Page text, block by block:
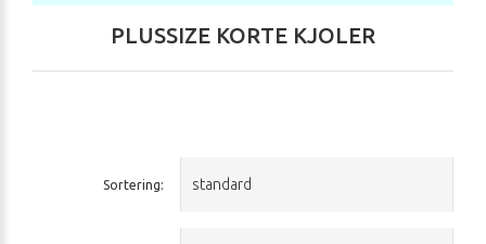
PLUSSIZE KORTE KJOLER
Sortering: